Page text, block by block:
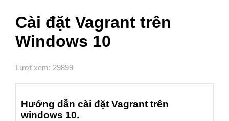
Cài đặt Vagrant trên
Windows 10
Lượt xem: 29899
Hướng dẫn cài đặt Vagrant trên
windows 10.